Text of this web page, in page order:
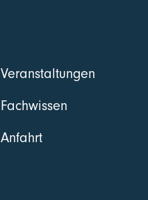
Veranstaltungen
Fachwissen
Anfahrt